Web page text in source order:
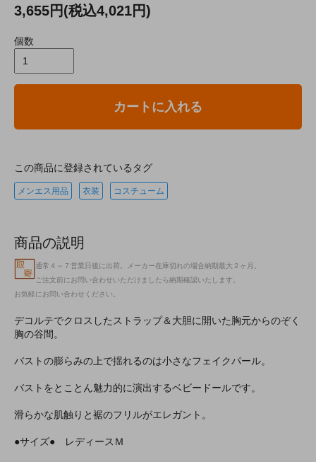
3,655円(税込4,021円)
個数
カートに入れる
この商品に登録されているタグ
メンエス用品 衣装 コスチューム
商品の説明
通常４～７営業日後に出荷。メーカー在庫切れの場合納期最大２ヶ月。
ご注文前にお問い合わせいただけましたら納期確認いたします。
お気軽にお問い合わせください。
デコルテでクロスしたストラップ＆大胆に開いた胸元からのぞく
胸の谷間。
バストの膨らみの上で揺れるのは小さなフェイクパール。
バストをとことん魅力的に演出するベビードールです。
滑らかな肌触りと裾のフリルがエレガント。
●サイズ● レディースＭ